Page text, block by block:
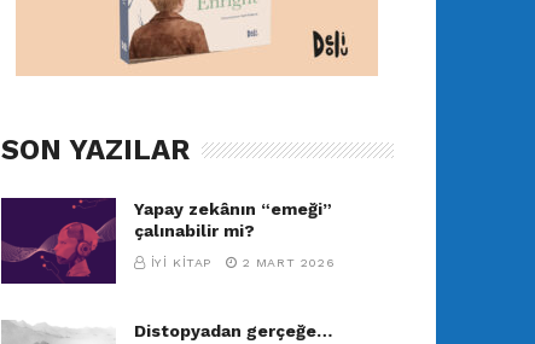
SON YAZILAR
Yapay zekânın “emeği”
çalınabilir mi?
İYI KITAP 2 MART 2026
Distopyadan gerçeğe…